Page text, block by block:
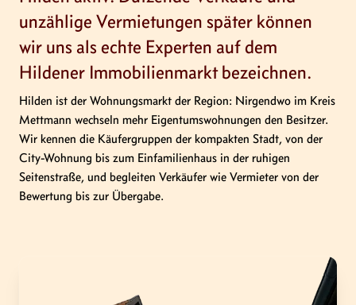
unzählige Vermietungen später können
wir uns als echte Experten auf dem
Hildener Immobilienmarkt bezeichnen.
Hilden ist der Wohnungsmarkt der Region: Nirgendwo im Kreis
Mettmann wechseln mehr Eigentumswohnungen den Besitzer.
Wir kennen die Käufergruppen der kompakten Stadt, von der
City-Wohnung bis zum Einfamilienhaus in der ruhigen
Seitenstraße, und begleiten Verkäufer wie Vermieter von der
Bewertung bis zur Übergabe.